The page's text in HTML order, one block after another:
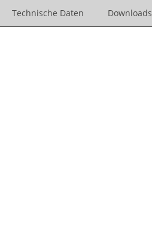
Technische Daten Downloads